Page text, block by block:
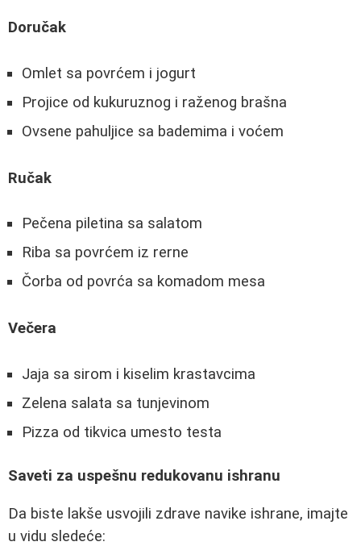
Doručak
Omlet sa povrćem i jogurt
Projice od kukuruznog i raženog brašna
Ovsene pahuljice sa bademima i voćem
Ručak
Pečena piletina sa salatom
Riba sa povrćem iz rerne
Čorba od povrća sa komadom mesa
Večera
Jaja sa sirom i kiselim krastavcima
Zelena salata sa tunjevinom
Pizza od tikvica umesto testa
Saveti za uspešnu redukovanu ishranu
Da biste lakše usvojili zdrave navike ishrane, imajte
u vidu sledeće: